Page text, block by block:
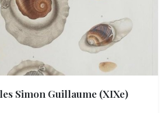
Simon Guillaume (XIXe)